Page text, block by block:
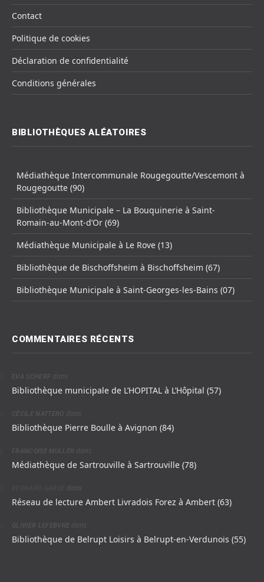
Contact
Politique de cookies
Déclaration de confidentialité
Conditions générales
BIBLIOTHÈQUES ALÉATOIRES
Médiathèque Intercommunale Rougegoutte/Vescemont à
Rougegoutte (90)
Bibliothèque Municipale – La Bouquinerie à Saint-
Romain-au-Mont-d’Or (69)
Médiathèque Municipale à Le Rove (13)
Bibliothèque de Bischoffsheim à Bischoffsheim (67)
Bibliothèque Municipale à Saint-Georges-les-Bains (07)
COMMENTAIRES RÉCENTS
EVA SCHERF dans
Bibliothèque municipale de L’HOPITAL à L’Hôpital (57)
CÉCILE NATTERO dans
Bibliothèque Pierre Boulle à Avignon (84)
FRANCOISE MULLER dans
Médiathèque de Sartrouville à Sartrouville (78)
dans
Réseau de lecture Ambert Livradois Forez à Ambert (63)
OLIVIER LEFEBVRE dans
Bibliothèque de Belrupt Loisirs à Belrupt-en-Verdunois (55)